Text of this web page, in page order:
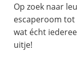
Op zoek naar
escaperoom tot
wat écht
uitje!